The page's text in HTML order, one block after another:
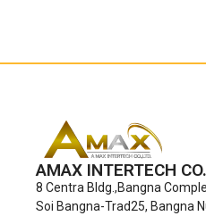
AMAX INTERTECH
8 Centra Bldg.,Bangna
Soi Bangna-Trad25, Bangna